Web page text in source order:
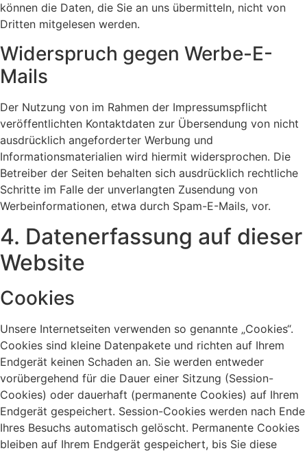
können die Daten, die Sie an uns übermitteln, nicht von
Dritten mitgelesen werden.
Widerspruch gegen Werbe-E-
Mails
Der Nutzung von im Rahmen der Impressumspflicht
veröffentlichten Kontaktdaten zur Übersendung von nicht
ausdrücklich angeforderter Werbung und
Informationsmaterialien wird hiermit widersprochen. Die
Betreiber der Seiten behalten sich ausdrücklich rechtliche
Schritte im Falle der unverlangten Zusendung von
Werbeinformationen, etwa durch Spam-E-Mails, vor.
4. Datenerfassung auf dieser
Website
Cookies
Unsere Internetseiten verwenden so genannte „Cookies“.
Cookies sind kleine Datenpakete und richten auf Ihrem
Endgerät keinen Schaden an. Sie werden entweder
vorübergehend für die Dauer einer Sitzung (Session-
Cookies) oder dauerhaft (permanente Cookies) auf Ihrem
Endgerät gespeichert. Session-Cookies werden nach Ende
Ihres Besuchs automatisch gelöscht. Permanente Cookies
bleiben auf Ihrem Endgerät gespeichert, bis Sie diese